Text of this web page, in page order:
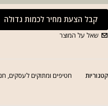
קבל הצעת מחיר לכמות גדולה
שאל על המוצר
קטגוריות חטיפים ומתוקים לעסקים,